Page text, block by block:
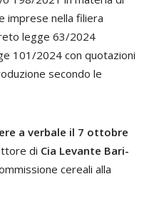
imprese nella filiera
legge 63/2024
101/2024 con quotazioni
secondo le
a verbale il 7 ottobre
di Cia Levante Bari-
cereali alla